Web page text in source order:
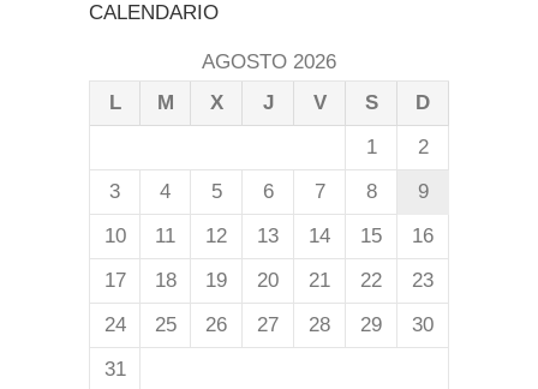
CALENDARIO
AGOSTO 2026
L
M X J V S
D
1
2
3
4 5 6 7 8
9
10
11 12 13 14 15
16
17
18 19 20 21 22
23
24
25 26 27 28 29
30
31